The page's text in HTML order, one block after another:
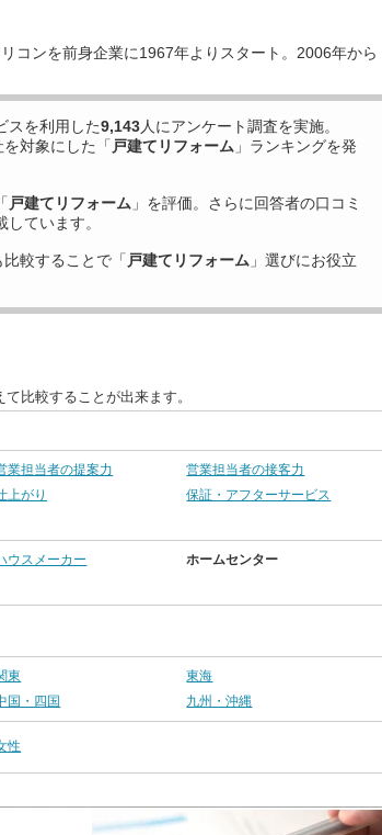
コンを前身企業に1967年よりスタート。2006年から
スを利用した9,143人にアンケート調査を実施。
を対象にした「 戸建てリフォーム 」ランキングを発
戸建てリフォーム 」を評価。さらに回答者の口コミ
ています。
較することで「 戸建てリフォーム 」選びにお役立
比較することが出来ます。
業担当者の提案力
営業担当者の接客力
上がり
保証・アフターサービス
ウスメーカー
ホームセンター
東
東海
国・四国 九州・沖縄
性